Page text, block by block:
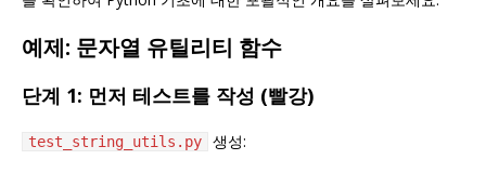
예제: 문자열 유틸리티 함수
단계 1: 먼저 테스트를 작성 (빨강)
test_string_utils.py 생성: